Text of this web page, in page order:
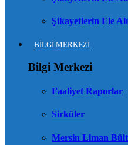
Şikayetlerin Ele
BİLGİ MERKEZİ
Bilgi Merkezi
Faaliyet Raporlar
Sirküler
Mersin Liman